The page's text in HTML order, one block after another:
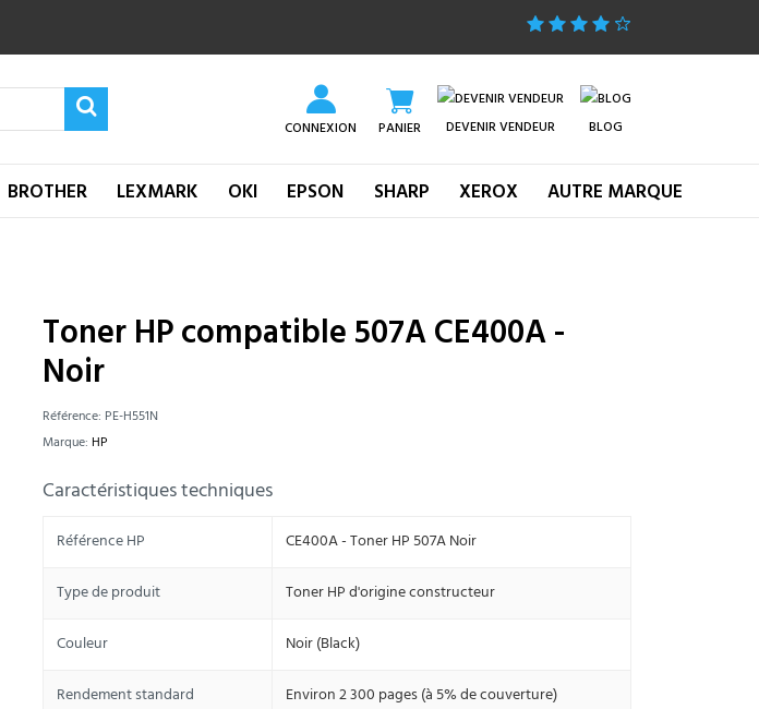
CONNEXION PANIER DEVENIR VENDEUR BLOG
BROTHER LEXMARK OKI EPSON SHARP XEROX AUTRE MARQUE
Toner HP compatible 507A CE400A -
Noir
Référence: PE-H551N
Marque: HP
Caractéristiques techniques
Référence HP CE400A - Toner HP 507A Noir
Type de produit Toner HP d'origine constructeur
Couleur Noir (Black)
Rendement standard Environ 2 300 pages (à 5% de couverture)